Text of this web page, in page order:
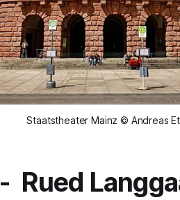
Staatstheater Mainz © Andreas
- Rued